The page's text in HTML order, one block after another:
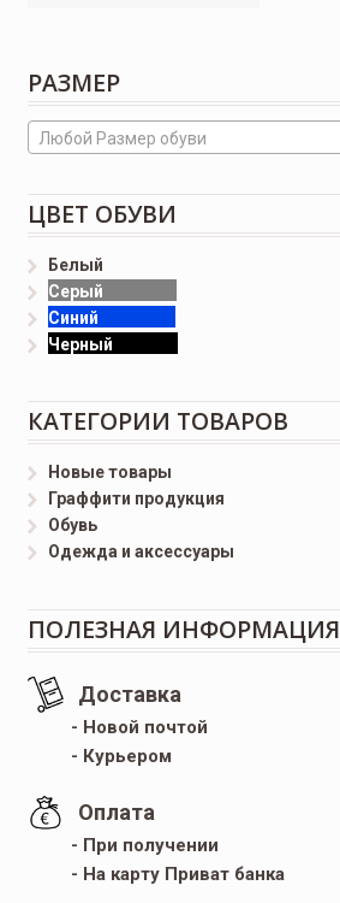
РАЗМЕР
Любой Размер обуви
ЦВЕТ ОБУВИ
Белый
Серый
Синий
Черный
КАТЕГОРИИ ТОВАРОВ
Новые товары
Граффити продукция
Обувь
Одежда и аксессуары
ПОЛЕЗНАЯ ИНФОРМАЦИЯ
Доставка
- Новой почтой
- Курьером
Оплата
- При получении
- На карту Приват банка